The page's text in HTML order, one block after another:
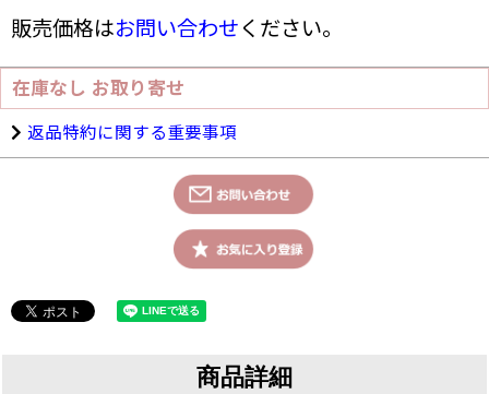
販売価格はお問い合わせ ください。
在庫なし お取り寄せ
返品特約に関する重要事項
商品詳細